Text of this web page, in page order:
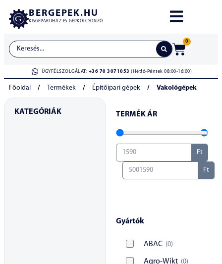
BERGEPEK.HU
KISGÉPÁRUHÁZ ÉS GÉPKÖLCSÖNZŐ
0
ÜGYFÉLSZOLGÁLAT: +36 70 3071053 (Hétfő-Péntek 08:00-16:00)
Főoldal / Termékek / Építőipari gépek / Vakológépek
TERMÉK ÁR
Ft
Ft
Gyártók
ABAC (0)
Agro-Wikt (0)
KATEGÓRIÁK